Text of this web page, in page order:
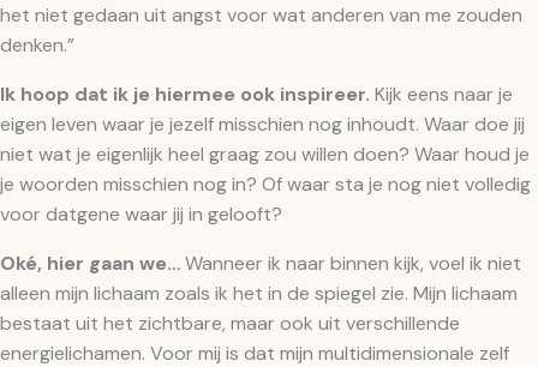
het niet gedaan uit angst voor wat anderen van me zouden
denken.”
Ik hoop dat ik je hiermee ook inspireer. Kijk eens naar je
eigen leven waar je jezelf misschien nog inhoudt. Waar doe jij
niet wat je eigenlijk heel graag zou willen doen? Waar houd je
je woorden misschien nog in? Of waar sta je nog niet volledig
voor datgene waar jij in gelooft?
Oké, hier gaan we…Wanneer ik naar binnen kijk, voel ik niet
alleen mijn lichaam zoals ik het in de spiegel zie. Mijn lichaam
bestaat uit het zichtbare, maar ook uit verschillende
energielichamen. Voor mij is dat mijn multidimensionale zelf